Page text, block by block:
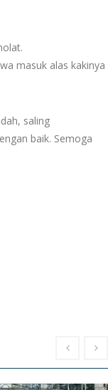
masuk alas kakinya
saling
baik. Semoga